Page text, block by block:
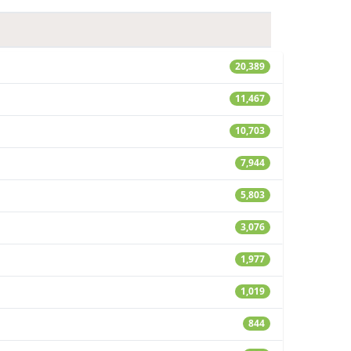
20,389
11,467
10,703
7,944
5,803
3,076
1,977
1,019
844